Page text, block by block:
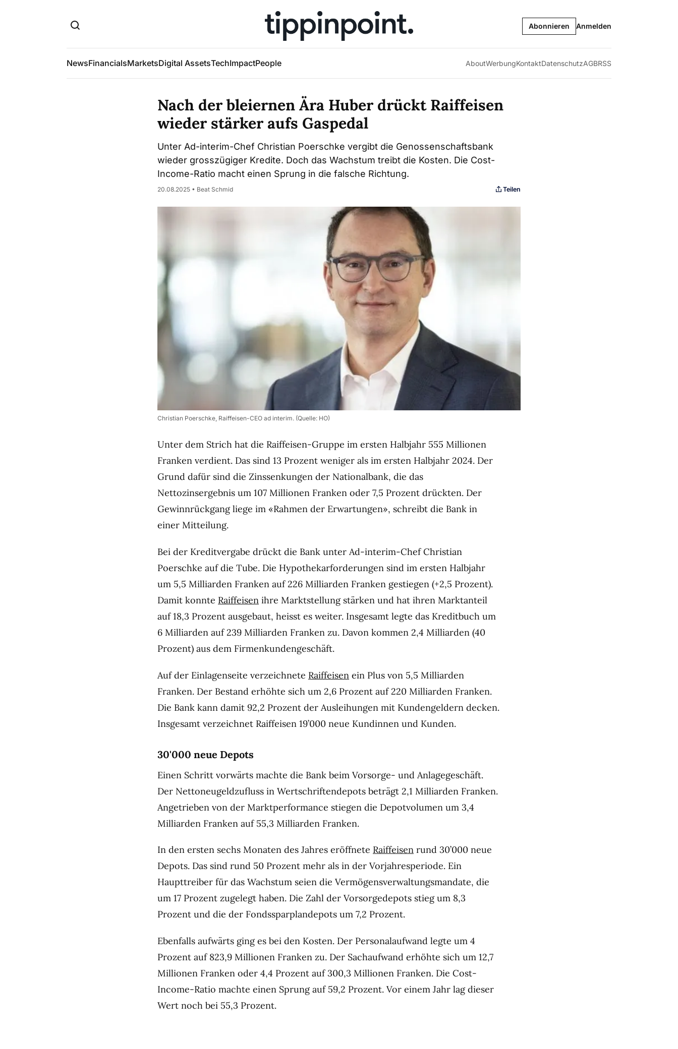
Abonnieren Anmelden
NewsFinancialsMarketsDigital AssetsTechImpactPeople AboutWerbungKontaktDatenschutzAGBRSS
Nach der bleiernen Ära Huber drückt Raiffeisen
wieder stärker aufs Gaspedal
Unter Ad-interim-Chef Christian Poerschke vergibt die Genossenschaftsbank
wieder grosszügiger Kredite. Doch das Wachstum treibt die Kosten. Die Cost-
Income-Ratio macht einen Sprung in die falsche Richtung.
20.08.2025 • Beat Schmid Teilen
Christian Poerschke, Raiffeisen-CEO ad interim. (Quelle: HO)
Unter dem Strich hat die Raiffeisen-Gruppe im ersten Halbjahr 555 Millionen
Franken verdient. Das sind 13 Prozent weniger als im ersten Halbjahr 2024. Der
Grund dafür sind die Zinssenkungen der Nationalbank, die das
Nettozinsergebnis um 107 Millionen Franken oder 7,5 Prozent drückten. Der
Gewinnrückgang liege im «Rahmen der Erwartungen», schreibt die Bank in
einer Mitteilung.
Bei der Kreditvergabe drückt die Bank unter Ad-interim-Chef Christian
Poerschke auf die Tube. Die Hypothekarforderungen sind im ersten Halbjahr
um 5,5 Milliarden Franken auf 226 Milliarden Franken gestiegen (+2,5 Prozent).
Damit konnte Raiffeisen ihre Marktstellung stärken und hat ihren Marktanteil
auf 18,3 Prozent ausgebaut, heisst es weiter. Insgesamt legte das Kreditbuch um
6 Milliarden auf 239 Milliarden Franken zu. Davon kommen 2,4 Milliarden (40
Prozent) aus dem Firmenkundengeschäft.
Auf der Einlagenseite verzeichnete Raiffeisen ein Plus von 5,5 Milliarden
Franken. Der Bestand erhöhte sich um 2,6 Prozent auf 220 Milliarden Franken.
Die Bank kann damit 92,2 Prozent der Ausleihungen mit Kundengeldern decken.
Insgesamt verzeichnet Raiffeisen 19’000 neue Kundinnen und Kunden.
30'000 neue Depots
Einen Schritt vorwärts machte die Bank beim Vorsorge- und Anlagegeschäft.
Der Nettoneugeldzufluss in Wertschriftendepots beträgt 2,1 Milliarden Franken.
Angetrieben von der Marktperformance stiegen die Depotvolumen um 3,4
Milliarden Franken auf 55,3 Milliarden Franken.
In den ersten sechs Monaten des Jahres eröffnete Raiffeisen rund 30’000 neue
Depots. Das sind rund 50 Prozent mehr als in der Vorjahresperiode. Ein
Haupttreiber für das Wachstum seien die Vermögensverwaltungsmandate, die
um 17 Prozent zugelegt haben. Die Zahl der Vorsorgedepots stieg um 8,3
Prozent und die der Fondssparplandepots um 7,2 Prozent.
Ebenfalls aufwärts ging es bei den Kosten. Der Personalaufwand legte um 4
Prozent auf 823,9 Millionen Franken zu. Der Sachaufwand erhöhte sich um 12,7
Millionen Franken oder 4,4 Prozent auf 300,3 Millionen Franken. Die Cost-
Income-Ratio machte einen Sprung auf 59,2 Prozent. Vor einem Jahr lag dieser
Wert noch bei 55,3 Prozent.